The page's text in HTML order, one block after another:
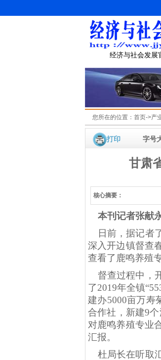
经济与社会发展
您所在的位置： 首页->产
打印 字号
甘肃
核心摘要：
本刊记者张献
日前 ，据记者
深入开边镇督查
查看了鹿鸣养殖
督查过程中，
了2019年全镇
建办5000亩万寿
合作社，新建9个
对鹿鸣养殖专业
汇报。
杜局长在听取